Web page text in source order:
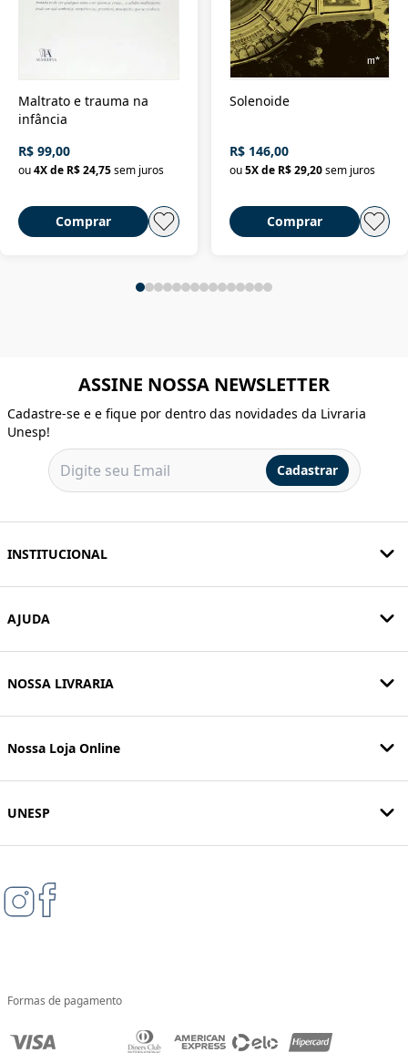
Maltrato e trauma na
infância
R$ 99,00
ou4X de R$ 24,75sem juros
Comprar
Solenoide
R$ 146,00
ou 5X de R$ 29,20 sem juros
Comprar
ASSINE NOSSA NEWSLETTER
Cadastre-se e e fique por dentro das novidades da Livraria
Unesp!
Cadastrar
INSTITUCIONAL
AJUDA
NOSSA LIVRARIA
Nossa Loja Online
UNESP
Formas de pagamento